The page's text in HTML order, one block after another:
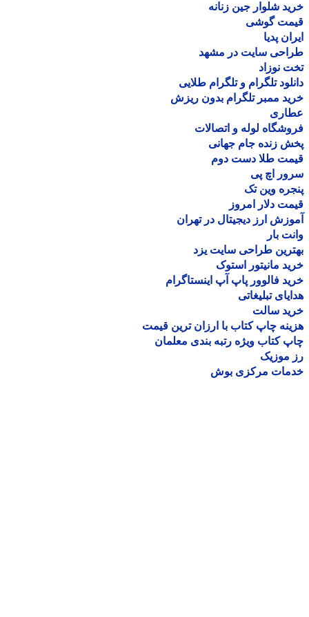
شلوار جین زنانه
گوشی
پدیا
سایت در مشهد
نوزاد
تلگرام و تلگرام طلایی
ممبر تلگرام بدون ریزش
لوله و اتصالات
زنده جام جهانی
طلا دست دوم
اچ پی
وین تک
دلار امروز
ارز دیجیتال در تهران
بار
طراحی سایت یزد
مانیتور استوک
فالوور پاپ آپ اینستاگرام
تبلیغاتی
سالت
چاپ کتاب با ارزان ترین قیمت
کتاب ویژه رتبه بندی معلمان
موزیک
مرکزی بوش